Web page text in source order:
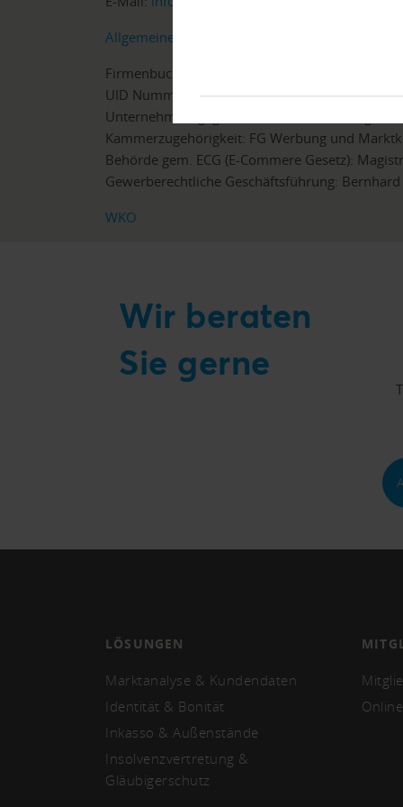
Allgemeine Geschäftsbedingungen
Firmenbuchnummer: 541846h
UID Nummer: ATU76019078
Unternehmensgegenstand: Adressenverlage
Kammerzugehörigkeit: FG Werbung und
Behörde gem. ECG (E-Commere Gesetz):
Gewerberechtliche Geschäftsführung:
WKO
Wir beraten
Sie gerne
LÖSUNGEN
Marktanalyse & Kundendaten
Identität & Bonität
Inkasso & Außenstände
Insolvenzvertretung &
Gläubigerschutz